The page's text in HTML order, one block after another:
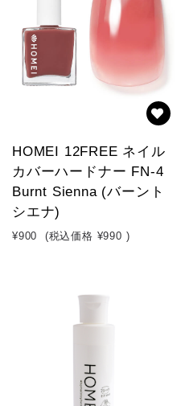
HOMEI 12FREE ネイル
カバーハードナー FN-4
Burnt Sienna (バーント
シエナ)
¥900 (税込価格 ¥990 )